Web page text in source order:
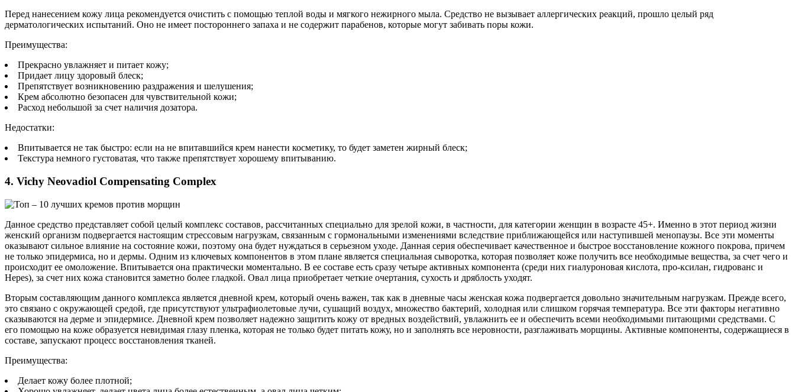
Перед нанесением кожу лица рекомендуется очистить с помощью теплой воды и мягкого нежирного мыла. Средство не вызывает аллергических реакций, прошло целый ряд
дерматологических испытаний. Оно не имеет постороннего запаха и не содержит парабенов, которые могут забивать поры кожи.
Преимущества:
Прекрасно увлажняет и питает кожу;
Придает лицу здоровый блеск;
Препятствует возникновению раздражения и шелушения;
Крем абсолютно безопасен для чувствительной кожи;
Расход небольшой за счет наличия дозатора.
Недостатки:
Впитывается не так быстро: если на не впитавшийся крем нанести косметику, то будет заметен жирный блеск;
Текстура немного густоватая, что также препятствует хорошему впитыванию.
4. Vichy Neovadiol Compensating Complex
Данное средство представляет собой целый комплекс составов, рассчитанных специально для зрелой кожи, в частности, для категории женщин в возрасте 45+. Именно в этот период жизни
женский организм подвергается настоящим стрессовым нагрузкам, связанным с гормональными изменениями вследствие приближающейся или наступившей менопаузы. Все эти моменты
оказывают сильное влияние на состояние кожи, поэтому она будет нуждаться в серьезном уходе. Данная серия обеспечивает качественное и быстрое восстановление кожного покрова, причем
не только эпидермиса, но и дермы. Одним из ключевых компонентов в этом плане является специальная сыворотка, которая позволяет коже получить все необходимые вещества, за счет чего и
происходит ее омоложение. Впитывается она практически моментально. В ее составе есть сразу четыре активных компонента (среди них гиалуроновая кислота, про-ксилан, гидрованс и
Hepes), за счет них кожа становится заметно более гладкой. Овал лица приобретает четкие очертания, сухость и дряблость уходят.
Вторым составляющим данного комплекса является дневной крем, который очень важен, так как в дневные часы женская кожа подвергается довольно значительным нагрузкам. Прежде всего,
это связано с окружающей средой, где присутствуют ультрафиолетовые лучи, сушащий воздух, множество бактерий, холодная или слишком горячая температура. Все эти факторы негативно
сказываются на дерме и эпидермисе. Дневной крем позволяет надежно защитить кожу от вредных воздействий, увлажнить ее и обеспечить всеми необходимыми питающими средствами. С
его помощью на коже образуется невидимая глазу пленка, которая не только будет питать кожу, но и заполнять все неровности, разглаживать морщины. Активные компоненты, содержащиеся в
составе, запускают процесс восстановления тканей.
Преимущества:
Делает кожу более плотной;